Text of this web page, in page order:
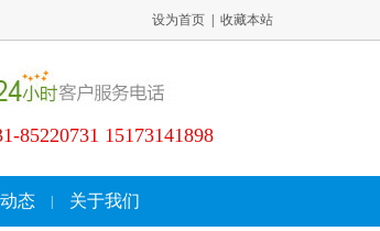
设为首页 收藏本站
85220731 15173141898
态 关于我们